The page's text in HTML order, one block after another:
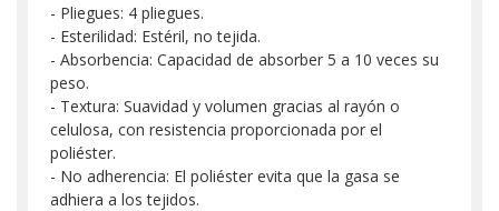
- Pliegues: 4 pliegues.
- Esterilidad: Estéril, no tejida.
- Absorbencia: Capacidad de absorber 5 a 10 veces su
peso.
- Textura: Suavidad y volumen gracias al rayón o
celulosa, con resistencia proporcionada por el
poliéster.
- No adherencia: El poliéster evita que la gasa se
adhiera a los tejidos.